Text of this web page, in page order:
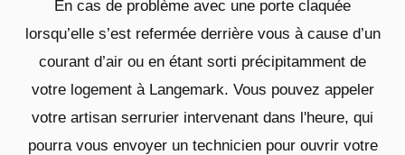
En cas de problème avec une porte claquée
lorsqu’elle s’est refermée derrière vous à cause d’un
courant d’air ou en étant sorti précipitamment de
votre logement à Langemark. Vous pouvez appeler
votre artisan serrurier intervenant dans l'heure, qui
pourra vous envoyer un technicien pour ouvrir votre